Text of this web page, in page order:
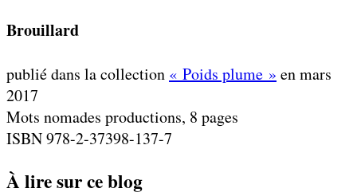
Brouillard
publié dans la collection « Poids plume » en mars
2017
Mots nomades productions, 8 pages
ISBN 978-2-37398-137-7
À lire sur ce blog